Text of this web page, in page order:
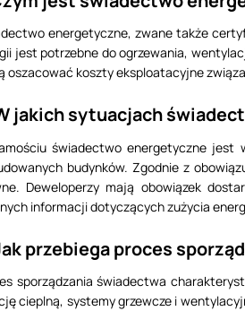
energetyczne, zwane także
jest potrzebne do ogrzewania,
oszacować koszty eksploatacyjne
jakich sytuacjach
świadectwo energetyczne jest
budynków. Zgodnie z
Deweloperzy mają obowiązek
informacji dotyczących zużycia
przebiega proces
sporządzania świadectwa
cieplną, systemy grzewcze i